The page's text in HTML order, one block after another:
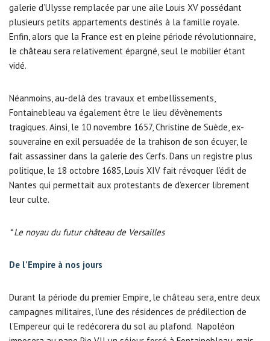
galerie d’Ulysse remplacée par une aile Louis XV possédant
plusieurs petits appartements destinés à la famille royale.
Enfin, alors que la France est en pleine période révolutionnaire,
le château sera relativement épargné, seul le mobilier étant
vidé.
Néanmoins, au-delà des travaux et embellissements,
Fontainebleau va également être le lieu d’évènements
tragiques. Ainsi, le 10 novembre 1657, Christine de Suède, ex-
souveraine en exil persuadée de la trahison de son écuyer, le
fait assassiner dans la galerie des Cerfs. Dans un registre plus
politique, le 18 octobre 1685, Louis XIV fait révoquer l’édit de
Nantes qui permettait aux protestants de d’exercer librement
leur culte.
* Le noyau du futur château de Versailles
De l’Empire à nos jours
Durant la période du premier Empire, le château sera, entre deux
campagnes militaires, l’une des résidences de prédilection de
l’Empereur qui le redécorera du sol au plafond. Napoléon